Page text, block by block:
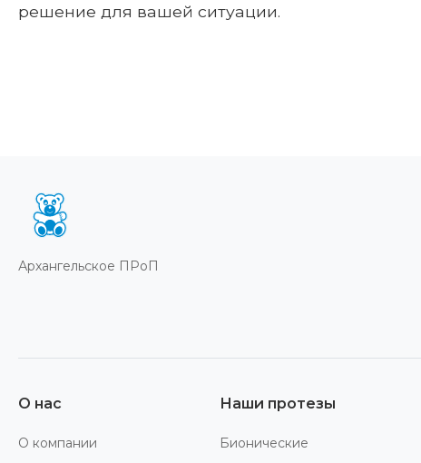
решение для вашей ситуации.
Архангельское ПРоП
О нас
О компании
Наши протезы
Бионические